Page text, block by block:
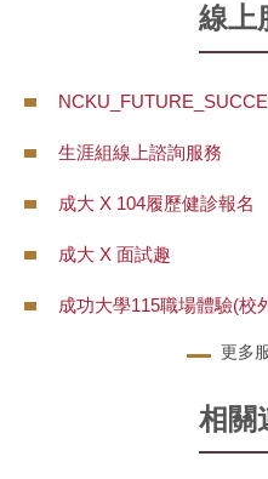
線上
生涯組線上諮詢服務
成大 X 104履歷健診報名
成大 X 面試趣
成功大學115職場體驗(校
更多
相關